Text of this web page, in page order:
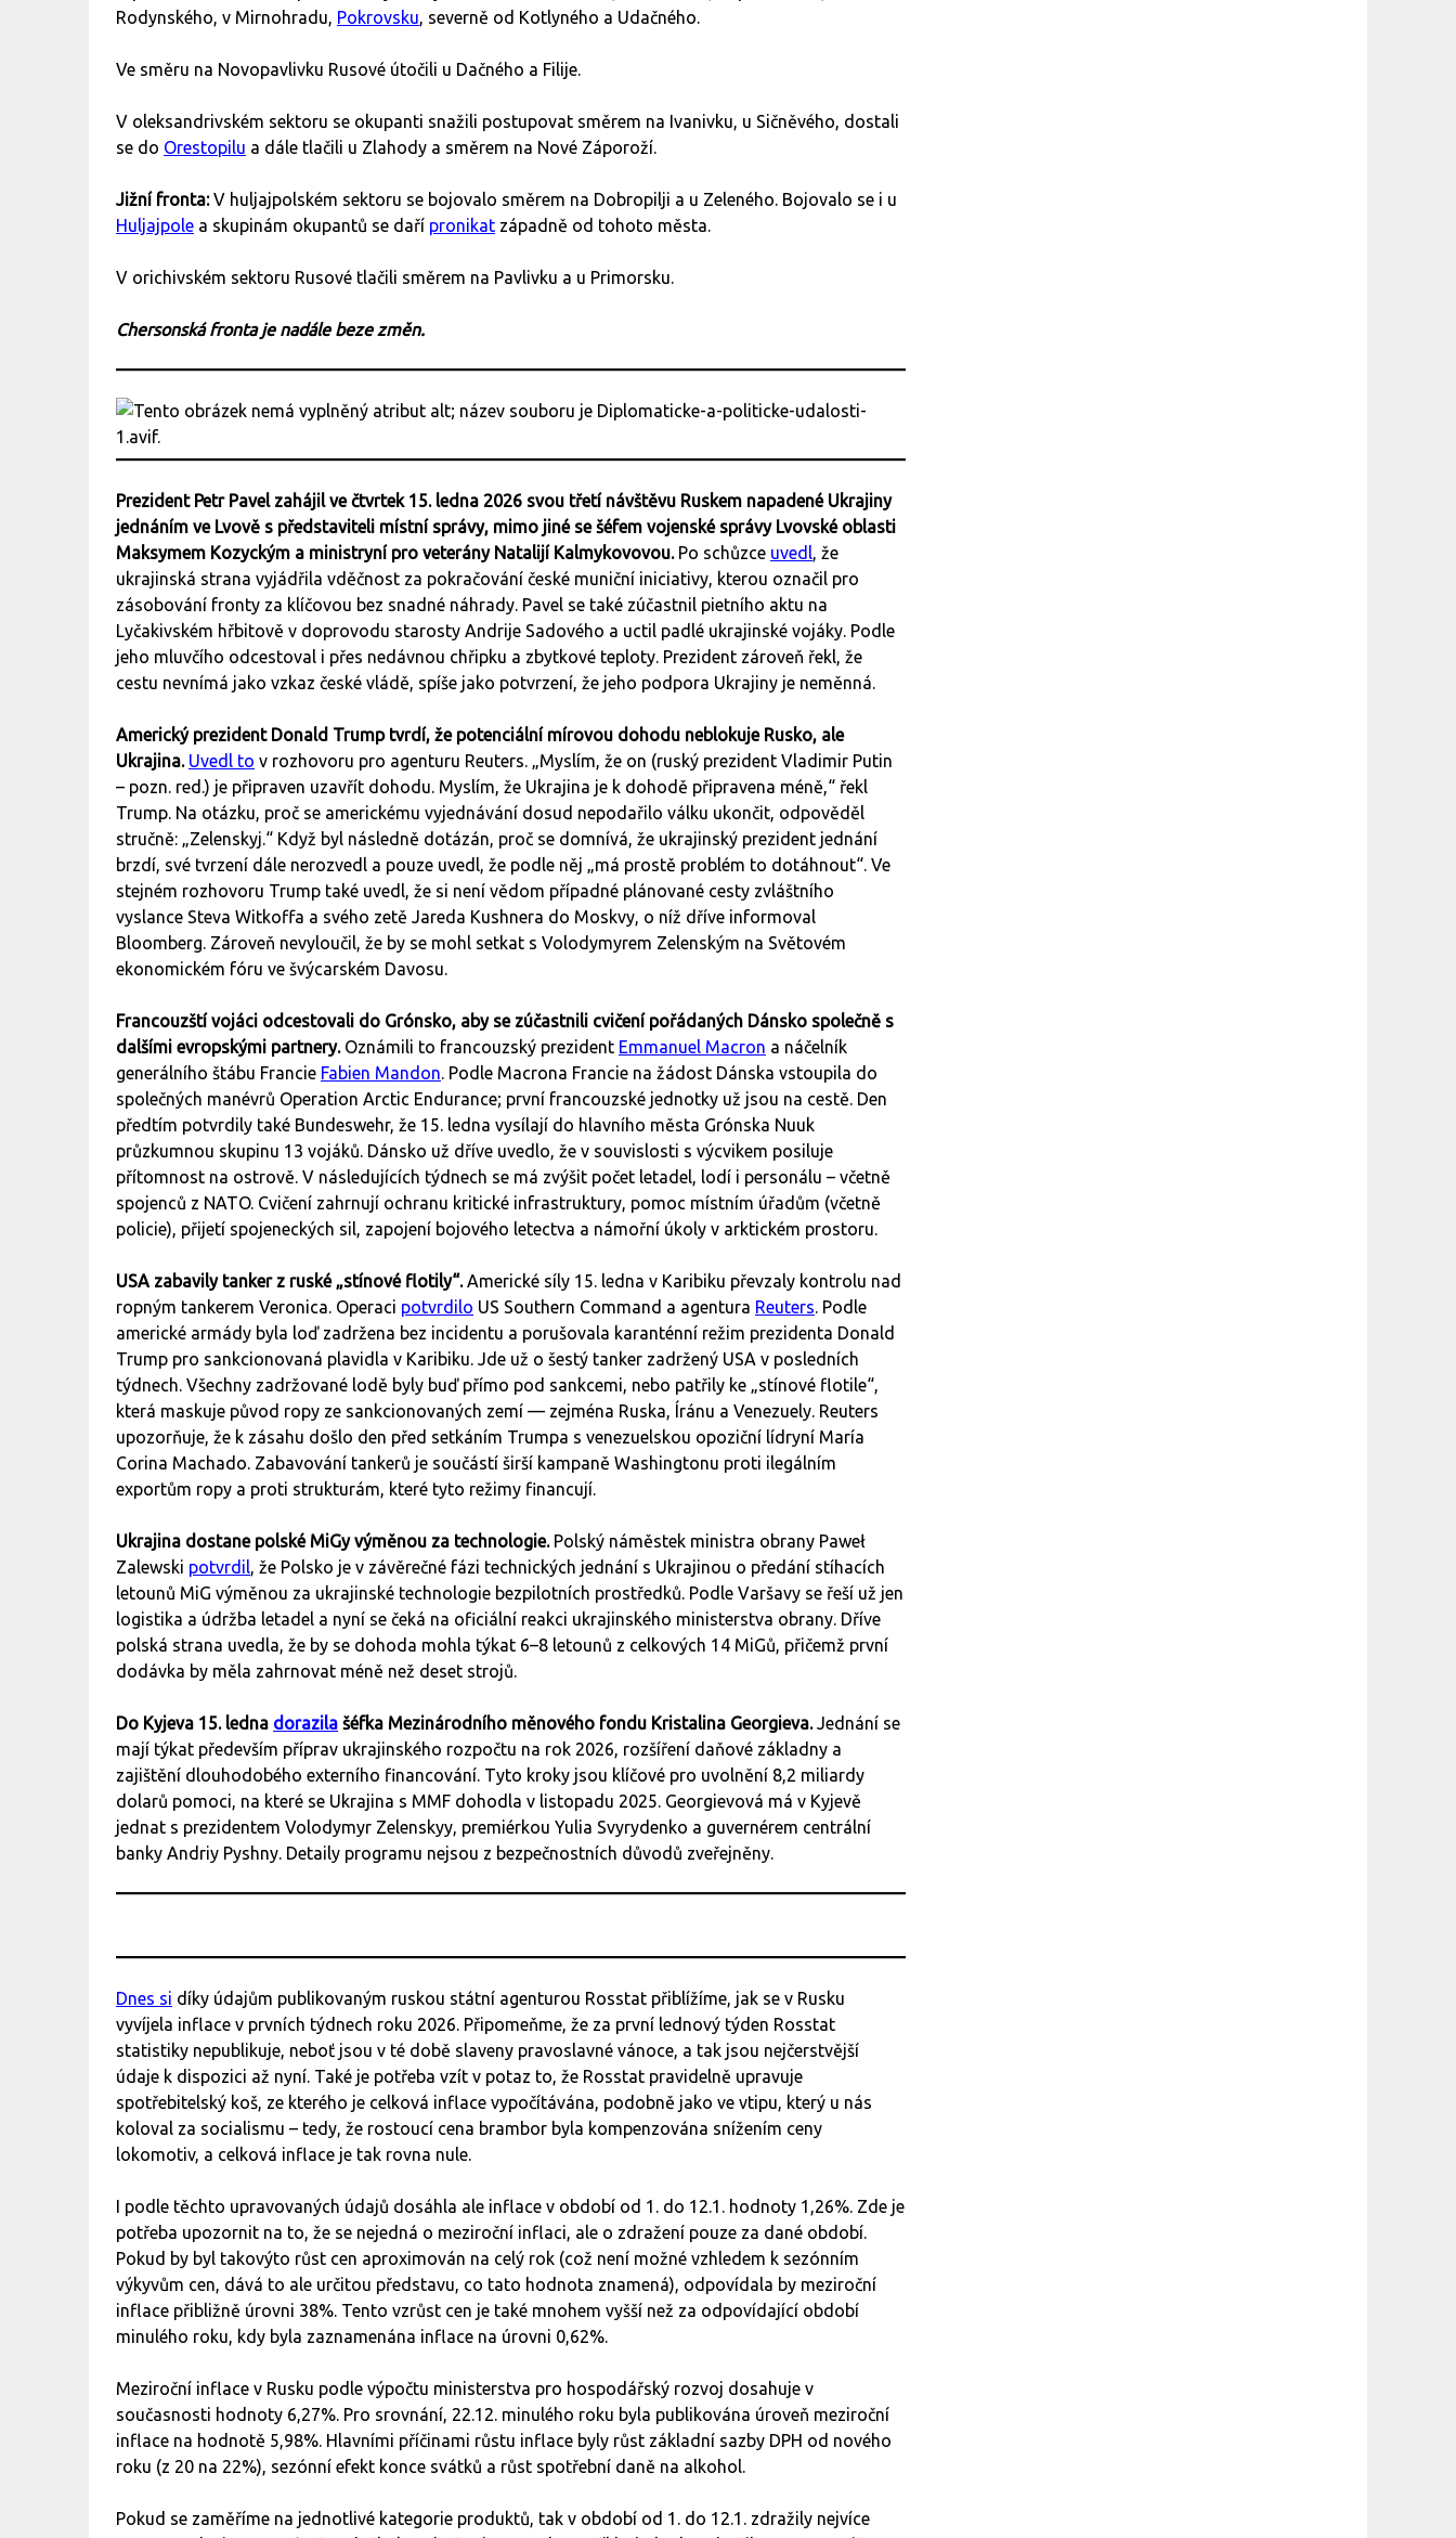
Rodynského, v Mirnohradu, Pokrovsku, severně od Kotlyného a Udačného.
Ve směru na Novopavlivku Rusové útočili u Dačného a Filije.
V oleksandrivském sektoru se okupanti snažili postupovat směrem na Ivanivku, u Sičněvého, dostali
se do Orestopilu a dále tlačili u Zlahody a směrem na Nové Záporoží.
Jižní fronta:V huljajpolském sektoru se bojovalo směrem na Dobropilji a u Zeleného. Bojovalo se i u
Huljajpole a skupinám okupantů se daří pronikat západně od tohoto města.
V orichivském sektoru Rusové tlačili směrem na Pavlivku a u Primorsku.
Chersonská fronta je nadále beze změn.
Prezident Petr Pavel zahájil ve čtvrtek 15. ledna 2026 svou třetí návštěvu Ruskem napadené Ukrajiny
jednáním ve Lvově s představiteli místní správy, mimo jiné se šéfem vojenské správy Lvovské oblasti
Maksymem Kozyckým a ministryní pro veterány Natalijí Kalmykovovou. Po schůzce uvedl, že
ukrajinská strana vyjádřila vděčnost za pokračování české muniční iniciativy, kterou označil pro
zásobování fronty za klíčovou bez snadné náhrady. Pavel se také zúčastnil pietního aktu na
Lyčakivském hřbitově v doprovodu starosty Andrije Sadového a uctil padlé ukrajinské vojáky. Podle
jeho mluvčího odcestoval i přes nedávnou chřipku a zbytkové teploty. Prezident zároveň řekl, že
cestu nevnímá jako vzkaz české vládě, spíše jako potvrzení, že jeho podpora Ukrajiny je neměnná.
Americký prezident Donald Trump tvrdí, že potenciální mírovou dohodu neblokuje Rusko, ale
Ukrajina. Uvedl to v rozhovoru pro agenturu Reuters. „Myslím, že on (ruský prezident Vladimir Putin
– pozn. red.) je připraven uzavřít dohodu. Myslím, že Ukrajina je k dohodě připravena méně,“ řekl
Trump. Na otázku, proč se americkému vyjednávání dosud nepodařilo válku ukončit, odpověděl
stručně: „Zelenskyj.“ Když byl následně dotázán, proč se domnívá, že ukrajinský prezident jednání
brzdí, své tvrzení dále nerozvedl a pouze uvedl, že podle něj „má prostě problém to dotáhnout“. Ve
stejném rozhovoru Trump také uvedl, že si není vědom případné plánované cesty zvláštního
vyslance Steva Witkoffa a svého zetě Jareda Kushnera do Moskvy, o níž dříve informoval
Bloomberg. Zároveň nevyloučil, že by se mohl setkat s Volodymyrem Zelenským na Světovém
ekonomickém fóru ve švýcarském Davosu.
Francouzští vojáci odcestovali do Grónsko, aby se zúčastnili cvičení pořádaných Dánsko společně s
dalšími evropskými partnery.Oznámili to francouzský prezident Emmanuel Macron a náčelník
generálního štábu Francie Fabien Mandon. Podle Macrona Francie na žádost Dánska vstoupila do
společných manévrů Operation Arctic Endurance; první francouzské jednotky už jsou na cestě. Den
předtím potvrdily také Bundeswehr, že 15. ledna vysílají do hlavního města Grónska Nuuk
průzkumnou skupinu 13 vojáků. Dánsko už dříve uvedlo, že v souvislosti s výcvikem posiluje
přítomnost na ostrově. V následujících týdnech se má zvýšit počet letadel, lodí i personálu – včetně
spojenců z NATO. Cvičení zahrnují ochranu kritické infrastruktury, pomoc místním úřadům (včetně
policie), přijetí spojeneckých sil, zapojení bojového letectva a námořní úkoly v arktickém prostoru.
USA zabavily tanker z ruské „stínové flotily“.Americké síly 15. ledna v Karibiku převzaly kontrolu nad
ropným tankerem Veronica. Operaci potvrdilo US Southern Command a agentura Reuters. Podle
americké armády byla loď zadržena bez incidentu a porušovala karanténní režim prezidenta Donald
Trump pro sankcionovaná plavidla v Karibiku. Jde už o šestý tanker zadržený USA v posledních
týdnech. Všechny zadržované lodě byly buď přímo pod sankcemi, nebo patřily ke „stínové flotile“,
která maskuje původ ropy ze sankcionovaných zemí — zejména Ruska, Íránu a Venezuely. Reuters
upozorňuje, že k zásahu došlo den před setkáním Trumpa s venezuelskou opoziční lídryní María
Corina Machado. Zabavování tankerů je součástí širší kampaně Washingtonu proti ilegálním
exportům ropy a proti strukturám, které tyto režimy financují.
Ukrajina dostane polské MiGy výměnou za technologie. Polský náměstek ministra obrany Paweł
Zalewski potvrdil, že Polsko je v závěrečné fázi technických jednání s Ukrajinou o předání stíhacích
letounů MiG výměnou za ukrajinské technologie bezpilotních prostředků. Podle Varšavy se řeší už jen
logistika a údržba letadel a nyní se čeká na oficiální reakci ukrajinského ministerstva obrany. Dříve
polská strana uvedla, že by se dohoda mohla týkat 6–8 letounů z celkových 14 MiGů, přičemž první
dodávka by měla zahrnovat méně než deset strojů.
Do Kyjeva 15. ledna dorazila šéfka Mezinárodního měnového fondu Kristalina Georgieva.Jednání se
mají týkat především příprav ukrajinského rozpočtu na rok 2026, rozšíření daňové základny a
zajištění dlouhodobého externího financování. Tyto kroky jsou klíčové pro uvolnění 8,2 miliardy
dolarů pomoci, na které se Ukrajina s MMF dohodla v listopadu 2025. Georgievová má v Kyjevě
jednat s prezidentem Volodymyr Zelenskyy, premiérkou Yulia Svyrydenko a guvernérem centrální
banky Andriy Pyshny. Detaily programu nejsou z bezpečnostních důvodů zveřejněny.
Dnes si díky údajům publikovaným ruskou státní agenturou Rosstat přiblížíme, jak se v Rusku
vyvíjela inflace v prvních týdnech roku 2026. Připomeňme, že za první lednový týden Rosstat
statistiky nepublikuje, neboť jsou v té době slaveny pravoslavné vánoce, a tak jsou nejčerstvější
údaje k dispozici až nyní. Také je potřeba vzít v potaz to, že Rosstat pravidelně upravuje
spotřebitelský koš, ze kterého je celková inflace vypočítávána, podobně jako ve vtipu, který u nás
koloval za socialismu – tedy, že rostoucí cena brambor byla kompenzována snížením ceny
lokomotiv, a celková inflace je tak rovna nule.
I podle těchto upravovaných údajů dosáhla ale inflace v období od 1. do 12.1. hodnoty 1,26%. Zde je
potřeba upozornit na to, že se nejedná o meziroční inflaci, ale o zdražení pouze za dané období.
Pokud by byl takovýto růst cen aproximován na celý rok (což není možné vzhledem k sezónním
výkyvům cen, dává to ale určitou představu, co tato hodnota znamená), odpovídala by meziroční
inflace přibližně úrovni 38%. Tento vzrůst cen je také mnohem vyšší než za odpovídající období
minulého roku, kdy byla zaznamenána inflace na úrovni 0,62%.
Meziroční inflace v Rusku podle výpočtu ministerstva pro hospodářský rozvoj dosahuje v
současnosti hodnoty 6,27%. Pro srovnání, 22.12. minulého roku byla publikována úroveň meziroční
inflace na hodnotě 5,98%. Hlavními příčinami růstu inflace byly růst základní sazby DPH od nového
roku (z 20 na 22%), sezónní efekt konce svátků a růst spotřební daně na alkohol.
Pokud se zaměříme na jednotlivé kategorie produktů, tak v období od 1. do 12.1. zdražily nejvíce